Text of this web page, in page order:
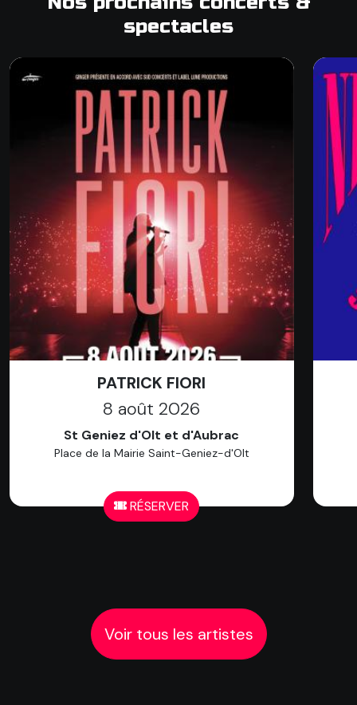
spectacles
PATRICK FIORI
8 août 2026
St Geniez d'Olt et d'Aubrac
Place de la Mairie Saint-Geniez-d'Olt
RÉSERVER
Voir tous les artistes